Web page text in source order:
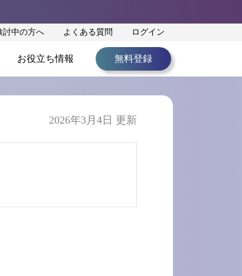
討中の方へ よくある質問 ログイン
お役立ち情報 無料登録
2026年3月4日 更新